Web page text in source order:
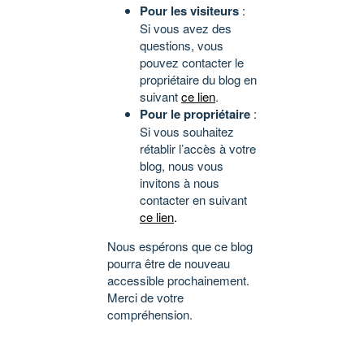
Pour les visiteurs :
Si vous avez des
questions, vous
pouvez contacter le
propriétaire du blog en
suivantce lien.
Pour le propriétaire :
Si vous souhaitez
rétablir l’accès à votre
blog, nous vous
invitons à nous
contacter en suivant
ce lien.
Nous espérons que ce blog
pourra être de nouveau
accessible prochainement.
Merci de votre
compréhension.